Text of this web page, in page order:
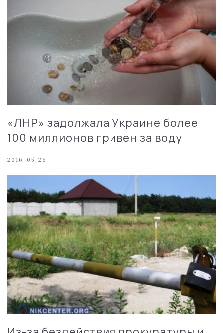
«ЛНР» задолжала Украине более
100 миллионов гривен за воду
2016-05-26